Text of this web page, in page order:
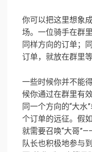
你可以把这里想象
场。一位骑手在群
同样方向的订单；
订单，就放在群里
一些时候你并不能
候你通过在群里有
同一个方向的“大水
个订单的远征。假
就需要召唤“大哥
队长也积极地参与